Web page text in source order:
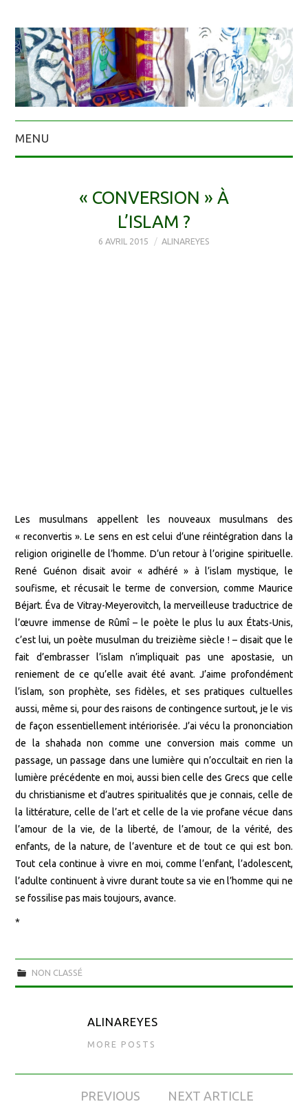
MENU
« CONVERSION » À
L’ISLAM ?
6 AVRIL 2015 ALINAREYES
Les musulmans appellent les nouveaux musulmans des
« reconvertis ». Le sens en est celui d’une réintégration dans la
religion originelle de l’homme. D’un retour à l’origine spirituelle.
René Guénon disait avoir « adhéré » à l’islam mystique, le
soufisme, et récusait le terme de conversion, comme Maurice
Béjart. Éva de Vitray-Meyerovitch, la merveilleuse traductrice de
l’œuvre immense de Rûmî – le poète le plus lu aux États-Unis,
c’est lui, un poète musulman du treizième siècle ! – disait que le
fait d’embrasser l’islam n’impliquait pas une apostasie, un
reniement de ce qu’elle avait été avant. J’aime profondément
l’islam, son prophète, ses fidèles, et ses pratiques cultuelles
aussi, même si, pour des raisons de contingence surtout, je le vis
de façon essentiellement intériorisée. J’ai vécu la prononciation
de la shahada non comme une conversion mais comme un
passage, un passage dans une lumière qui n’occultait en rien la
lumière précédente en moi, aussi bien celle des Grecs que celle
du christianisme et d’autres spiritualités que je connais, celle de
la littérature, celle de l’art et celle de la vie profane vécue dans
l’amour de la vie, de la liberté, de l’amour, de la vérité, des
enfants, de la nature, de l’aventure et de tout ce qui est bon.
Tout cela continue à vivre en moi, comme l’enfant, l’adolescent,
l’adulte continuent à vivre durant toute sa vie en l’homme qui ne
se fossilise pas mais toujours, avance.
*
NON CLASSÉ
ALINAREYES
MORE POSTS
PREVIOUS
NEXT ARTICLE